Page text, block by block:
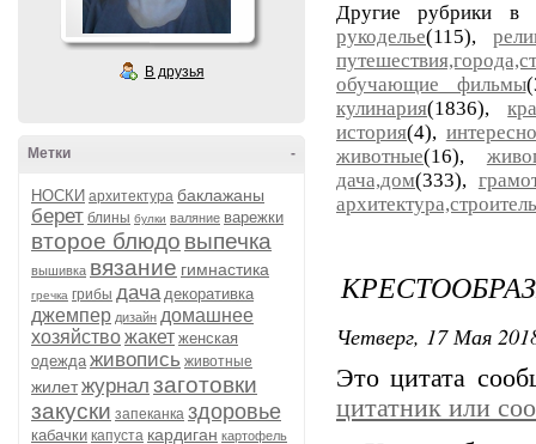
В друзья
-
Метки
НОСКИ архитектура баклажаны
берет блины булки валяние варежки
второе блюдо выпечка
вышивка вязание гимнастика
гречка грибы дача декоративка
джемпер дизайн домашнее
хозяйствожакет женская
одежда живопись животные
жилетжурнал заготовки
закуски запеканка здоровье
кабачки капуста кардиган картофель
Другие рубрики в
рукоделье(115),
обучающие фильмы
кулинария(1836),
история(4),
животные(16),
дача,дом(333),
Четверг, 17 Мая
Это цитата
цитатник или